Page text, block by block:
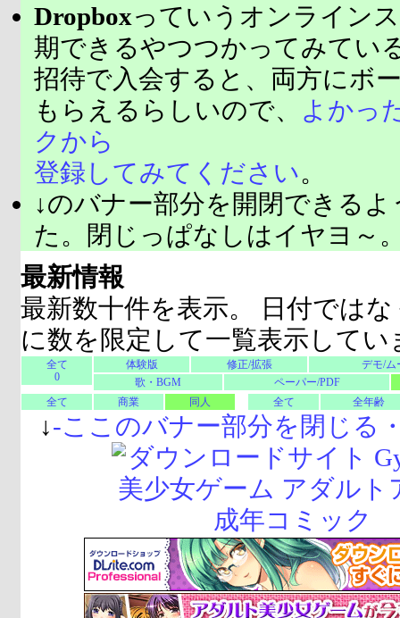
Dropboxっていうオンライン
期できるやつつかってみてい
招待で入会すると、両方にボ
もらえるらしいので、
よかっ
クから
登録してみてください。
↓のバナー部分を開閉できる
た。閉じっぱなしはイヤヨ～
最新情報
最新数十件を表示。 日付では
に数を限定して一覧表示してい
全て
0
体験版 修正/拡張
デモ/ム
歌・BGM
ペーパー/PDF
全て
商業 同人 全て 全年齢
↓-ここのバナー部分を閉じる